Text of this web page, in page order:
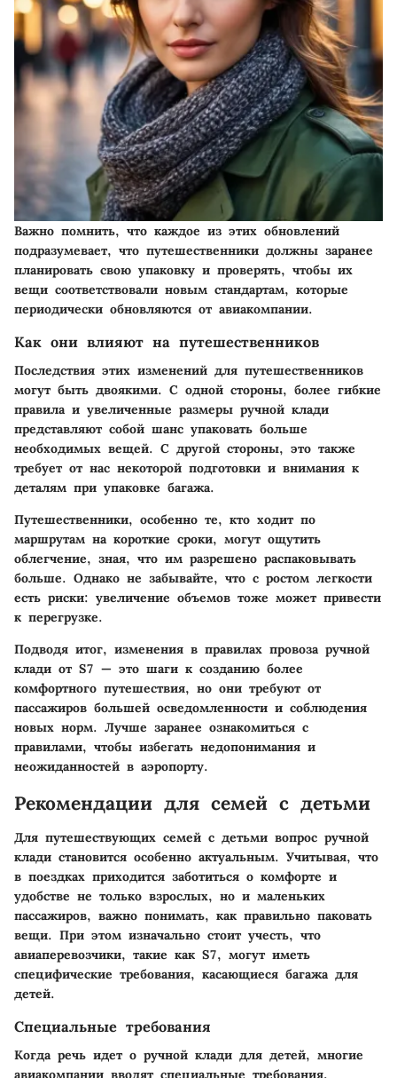
Важно помнить, что каждое из этих обновлений
подразумевает, что путешественники должны заранее
планировать свою упаковку и проверять, чтобы их
вещи соответствовали новым стандартам, которые
периодически обновляются от авиакомпании.
Как они влияют на путешественников
Последствия этих изменений для путешественников
могут быть двоякими. С одной стороны, более гибкие
правила и увеличенные размеры ручной клади
представляют собой шанс упаковать больше
необходимых вещей. С другой стороны, это также
требует от нас некоторой подготовки и внимания к
деталям при упаковке багажа.
Путешественники, особенно те, кто ходит по
маршрутам на короткие сроки, могут ощутить
облегчение, зная, что им разрешено распаковывать
больше. Однако не забывайте, что с ростом легкости
есть риски: увеличение объемов тоже может привести
к перегрузке.
Подводя итог, изменения в правилах провоза ручной
клади от S7 — это шаги к созданию более
комфортного путешествия, но они требуют от
пассажиров большей осведомленности и соблюдения
новых норм. Лучше заранее ознакомиться с
правилами, чтобы избегать недопонимания и
неожиданностей в аэропорту.
Рекомендации для семей с детьми
Для путешествующих семей с детьми вопрос ручной
клади становится особенно актуальным. Учитывая, что
в поездках приходится заботиться о комфорте и
удобстве не только взрослых, но и маленьких
пассажиров, важно понимать, как правильно паковать
вещи. При этом изначально стоит учесть, что
авиаперевозчики, такие как S7, могут иметь
специфические требования, касающиеся багажа для
детей.
Специальные требования
Когда речь идет о ручной клади для детей, многие
авиакомпании вводят специальные требования,